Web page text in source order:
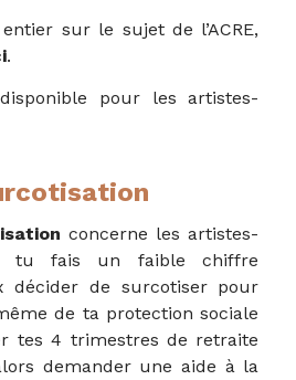
sur le sujet de l’ACRE,
.
disponible pour les artistes-
concerne les artistes-
tu fais un faible chiffre
décider de surcotiser pour
de ta protection sociale
tes 4 trimestres de retraite
demander une aide à la